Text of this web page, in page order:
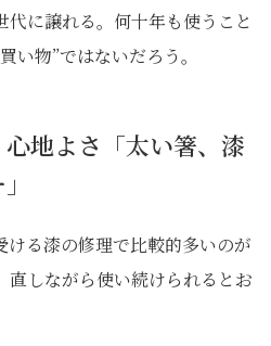
に譲れる。何十年も使うこと
い物”ではないだろう。
地よさ「太い箸、漆
ける漆の修理で比較的多いのが
直しながら使い続けられるとお